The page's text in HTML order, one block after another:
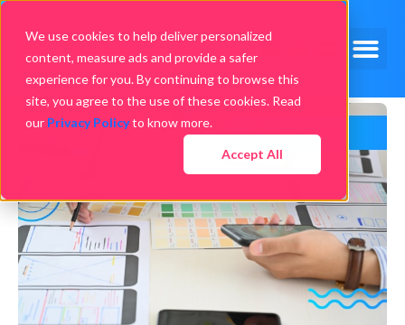
We use cookies to help deliver personalized
content, measure ads and provide a safer
experience for you. By continuing to browse this
site, you agree to the use of these cookies. Read
our Privacy Policyto know more.
Accept All